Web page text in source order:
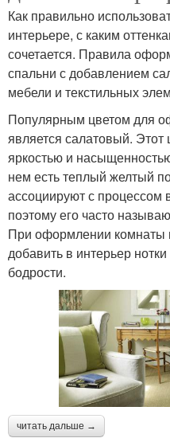
Как правильно
интерьере, с каким
сочетается. Правила
спальни с добавлением
мебели и текстильных
Популярным цветом для
является салатовый. Этот
яркостью и
нем есть теплый желтый
ассоциируют с процессом
поэтому его часто
При оформлении комнаты
добавить в интерьер
бодрости.
читать дальше →